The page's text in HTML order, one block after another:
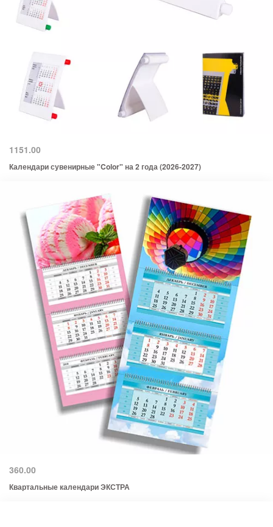
1151.00
Календари сувенирные "Color" на 2 года (2026-2027)
360.00
Квартальные календари ЭКСТРА